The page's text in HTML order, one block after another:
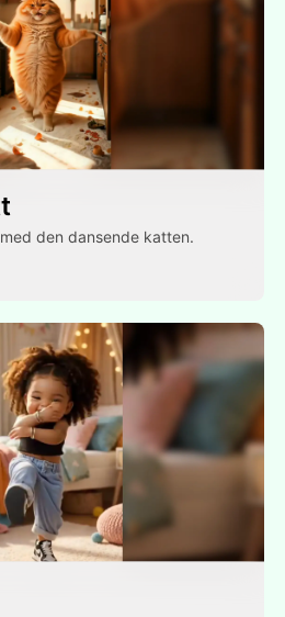
den dansende katten.